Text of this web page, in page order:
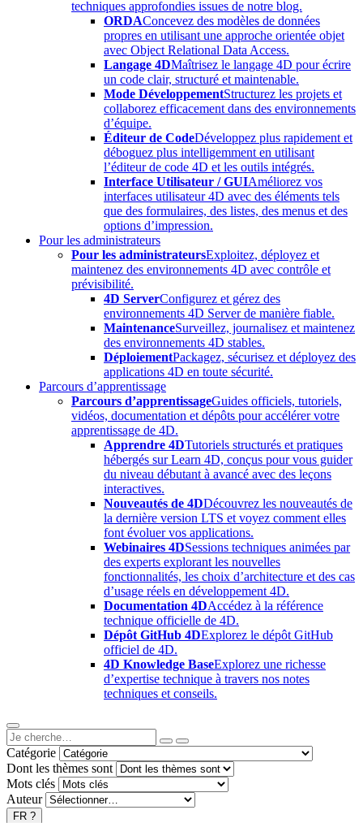
techniques approfondies issues de notre blog.
ORDAConcevez des modèles de données
propres en utilisant une approche orientée objet
avec Object Relational Data Access.
Langage 4DMaîtrisez le langage 4D pour écrire
un code clair, structuré et maintenable.
Mode DéveloppementStructurez les projets et
collaborez efficacement dans des environnements
d’équipe.
Éditeur de CodeDéveloppez plus rapidement et
déboguez plus intelligemment en utilisant
l’éditeur de code 4D et les outils intégrés.
Interface Utilisateur / GUIAméliorez vos
interfaces utilisateur 4D avec des éléments tels
que des formulaires, des listes, des menus et des
options d’impression.
Pour les administrateurs
Pour les administrateursExploitez, déployez et
maintenez des environnements 4D avec contrôle et
prévisibilité.
4D ServerConfigurez et gérez des
environnements 4D Server de manière fiable.
MaintenanceSurveillez, journalisez et maintenez
des environnements 4D stables.
DéploiementPackagez, sécurisez et déployez des
applications 4D en toute sécurité.
Parcours d’apprentissage
Parcours d’apprentissageGuides officiels, tutoriels,
vidéos, documentation et dépôts pour accélérer votre
apprentissage de 4D.
Apprendre 4DTutoriels structurés et pratiques
hébergés sur Learn 4D, conçus pour vous guider
du niveau débutant à avancé avec des leçons
interactives.
Nouveautés de 4DDécouvrez les nouveautés de
la dernière version LTS et voyez comment elles
font évoluer vos applications.
Webinaires 4DSessions techniques animées par
des experts explorant les nouvelles
fonctionnalités, les choix d’architecture et des cas
d’usage réels en développement 4D.
Documentation 4DAccédez à la référence
technique officielle de 4D.
Dépôt GitHub 4DExplorez le dépôt GitHub
officiel de 4D.
4D Knowledge BaseExplorez une richesse
d’expertise technique à travers nos notes
techniques et conseils.
Catégorie
Dont les thèmes sont
Mots clés
Auteur
FR ?